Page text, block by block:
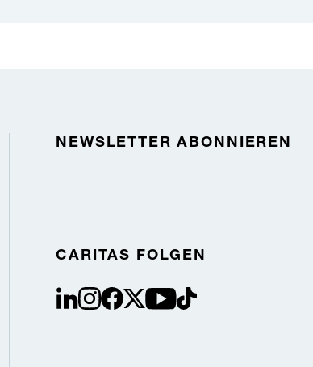
NEWSLETTER ABONNIEREN
CARITAS FOLGEN
linkedininstagram
facebookTwitter / X
youtube
tiktok